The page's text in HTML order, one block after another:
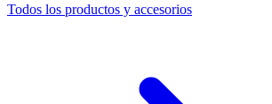
Todos los productos y accesorios